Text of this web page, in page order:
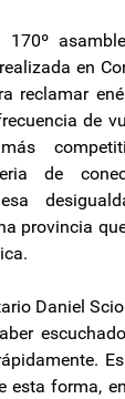
en
reclamar
de
de
provincia
Daniel
esta forma,